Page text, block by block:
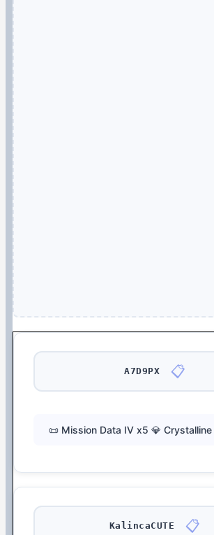
A7D9PX 📋
📜 Mission Data IV x5 💎
KalincaCUTE 📋